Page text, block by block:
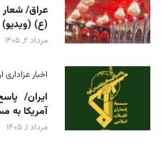
عراق/
(ع) (ویدیو)
مرداد 2, 1405
اخبار عزاداری
ایران/
آمریکا به
مرداد 1, 1405